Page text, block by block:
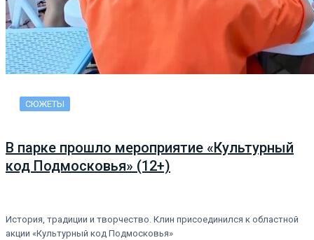
СЮЖЕТЫ
В парке прошло мероприятие «Культурный
код Подмосковья» (12+)
История, традиции и творчество. Клин присоединился к областной
акции «Культурный код Подмосковья»